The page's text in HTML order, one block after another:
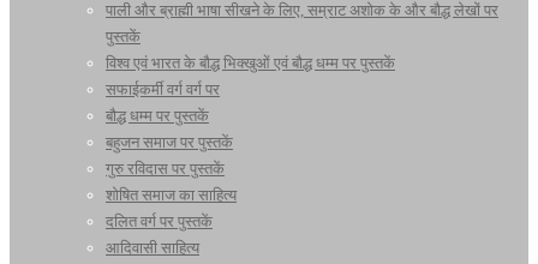
पाली और ब्राह्मी भाषा सीखने के लिए, सम्राट अशोक के और बौद्ध लेखों पर
पुस्तकें
विश्व एवं भारत के बौद्ध भिक्खुओं एवं बौद्ध धम्म पर पुस्तकें
सफाईकर्मी वर्ग वर्ग पर
बौद्ध धम्म पर पुस्तकें
बहुजन समाज पर पुस्तकें
गुरु रविदास पर पुस्तकें
शोषित समाज का साहित्य
दलित वर्ग पर पुस्तकें
आदिवासी साहित्य